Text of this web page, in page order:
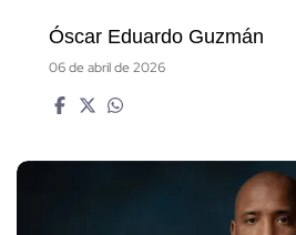
Óscar Eduardo Guzmán
06 de abril de 2026